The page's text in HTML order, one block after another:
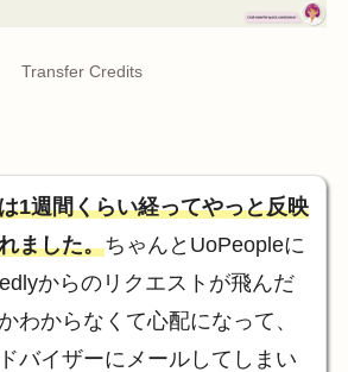
Transfer Credits
1週間くらい経ってやっと反映
ました。ちゃんとUoPeopleに
からのリクエストが飛んだ
わからなくて心配になって、
バイザーにメールしてしまい